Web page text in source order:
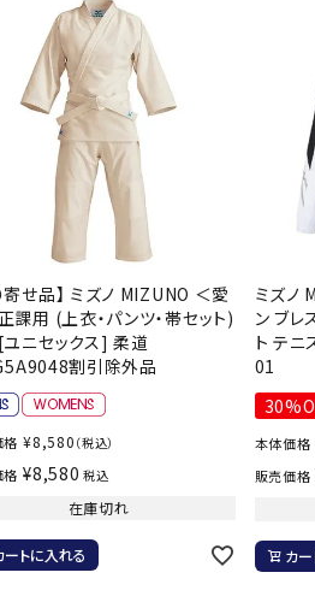
卓球
卓球ラケット
ラバー
卓球ウェア
ボール（卓球）
その他アクセサリー
卓球台
シューズ
ク・シューズ
ルシューズ
シューズ
ューズ
ューズ
シューズ
ューズ
トレッキングシュ
ーズ
ル
HEAD
LI-NING
MIKANO MIKASA
NEUTRALWO
New Balance
寄せ品】 ミズノ MIZUNO ＜愛
課用 (上衣・パンツ・帯セット)
ニセックス] 柔道
割引除外品
格 ¥8,580 （税込）
格 ¥8,580 税込
在庫切れ
ートに入れる
ミズノ
ン ブレ
ト テ
01
本体価格
販売価格
カ